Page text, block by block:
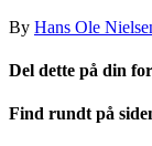
By Hans Ole
Del dette på din
Facebook
X
LinkedIn
E-
Find rundt på